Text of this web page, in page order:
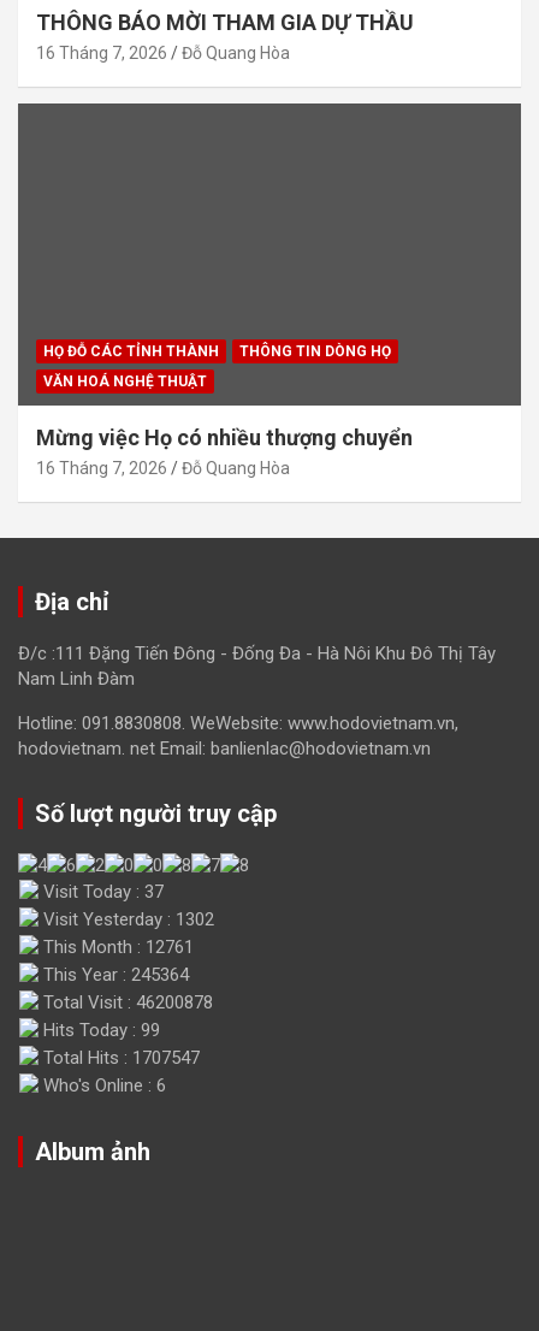
THÔNG BÁO MỜI THAM GIA DỰ THẦU
16 Tháng 7, 2026 Đỗ Quang Hòa
HỌ ĐỖ CÁC TỈNH THÀNH
THÔNG TIN DÒNG HỌ
VĂN HOÁ NGHỆ THUẬT
Mừng việc Họ có nhiều thượng chuyển
16 Tháng 7, 2026 Đỗ Quang Hòa
Địa chỉ
Đ/c :111 Đặng Tiến Đông - Đống Đa - Hà Nôi Khu Đô Thị Tây
Nam Linh Đàm
Hotline: 091.8830808. WeWebsite: www.hodovietnam.vn,
hodovietnam. net Email: banlienlac@hodovietnam.vn
Số lượt người truy cập
Visit Today : 37
Visit Yesterday : 1302
This Month : 12761
This Year : 245364
Total Visit : 46200878
Hits Today : 99
Total Hits : 1707547
Who's Online : 6
Album ảnh